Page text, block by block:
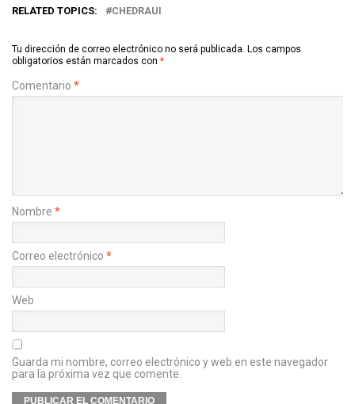
RELATED TOPICS: CHEDRAUI
Tu dirección de correo electrónico no será publicada. Los campos
obligatorios están marcados con *
Comentario *
Nombre *
Correo electrónico *
Web
Guarda mi nombre, correo electrónico y web en este navegador
para la próxima vez que comente.